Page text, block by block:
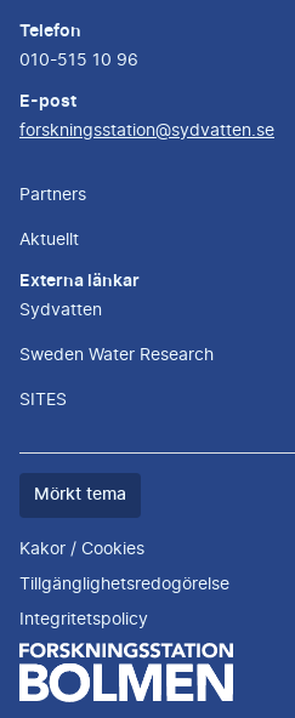
Telefon
010-515 10 96
E-post
forskningsstation@sydvatten.se
Partners
Aktuellt
Externa länkar
Sydvatten
Sweden Water Research
SITES
Färgtemat
Mörkt tema
Kakor / Cookies
Tillgänglighetsredogörelse
Integritetspolicy